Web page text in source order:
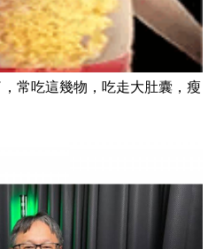
常吃這幾物，吃走大肚囊，瘦